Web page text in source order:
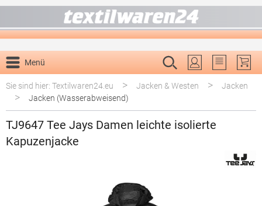
Menü
Du hast 0
Sie sind hier: Textilwaren24.eu
> Jacken & Westen > Jacken
> Jacken (Wasserabweisend)
TJ9647 Tee Jays Damen leichte isolierte
Kapuzenjacke